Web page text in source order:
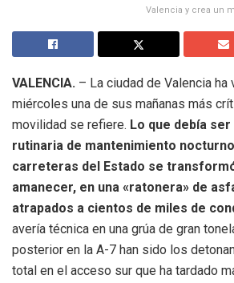
Valencia y crea un
VALENCIA. – La ciudad de Valencia ha
miércoles una de sus mañanas más
movilidad se refiere. Lo que debía
rutinaria de mantenimiento
carreteras del Estado se
amanecer, en una «ratonera» de
atrapados a cientos de miles de
avería técnica en una grúa de gran
posterior en la A-7 han sido los
total en el acceso sur que ha tardado